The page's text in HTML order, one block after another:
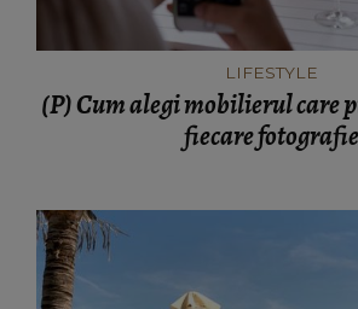
LIFESTYLE
(P) Cum alegi mobilierul care
fiecare fotografie